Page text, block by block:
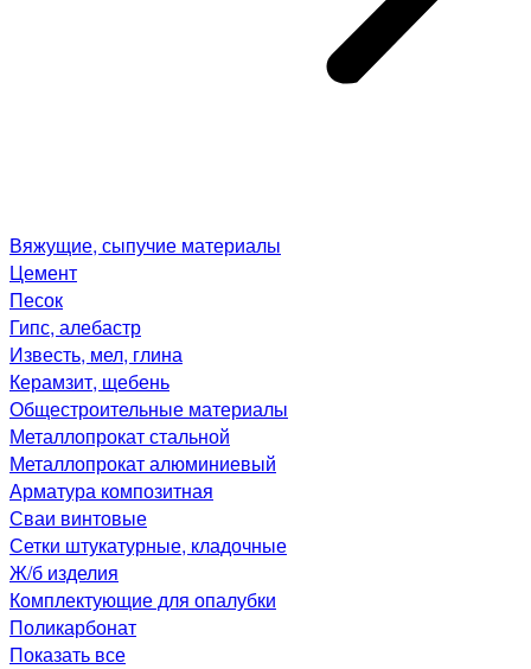
Вяжущие, сыпучие материалы
Цемент
Песок
Гипс, алебастр
Известь, мел, глина
Керамзит, щебень
Общестроительные материалы
Металлопрокат стальной
Металлопрокат алюминиевый
Арматура композитная
Сваи винтовые
Сетки штукатурные, кладочные
Ж/б изделия
Комплектующие для опалубки
Поликарбонат
Показать все